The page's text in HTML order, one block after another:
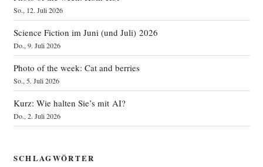
So., 12. Juli 2026
Science Fiction im Juni (und Juli) 2026
Do., 9. Juli 2026
Photo of the week: Cat and berries
So., 5. Juli 2026
Kurz: Wie halten Sie’s mit AI?
Do., 2. Juli 2026
SCHLAGWÖRTER